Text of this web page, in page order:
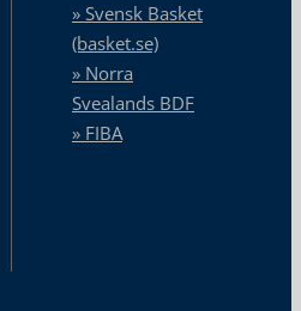
» Svensk Basket
(basket.se)
» Norra
Svealands BDF
» FIBA